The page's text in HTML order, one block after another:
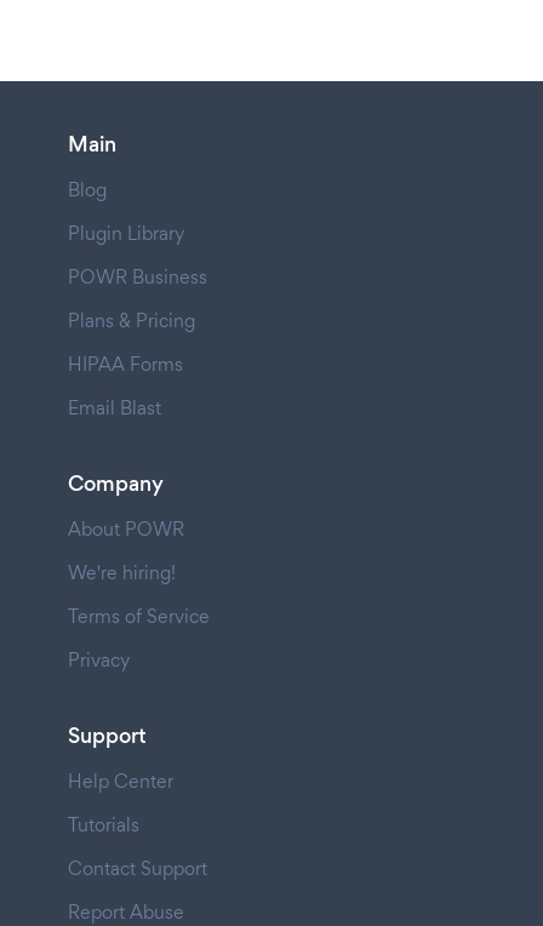
Main
Blog
Plugin Library
POWR Business
Plans & Pricing
HIPAA Forms
Email Blast
Company
About POWR
We're hiring!
Terms of Service
Privacy
Support
Help Center
Tutorials
Contact Support
Report Abuse